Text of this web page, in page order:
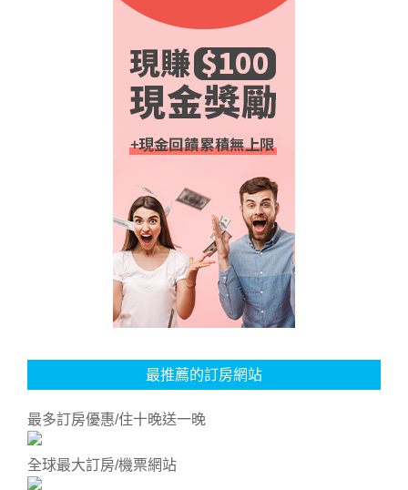
最推薦的訂房網站
最多訂房優惠/住十晚送一晚
全球最大訂房/機票網站